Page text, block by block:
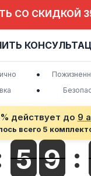
СО СКИДКОЙ
•
•
действует до 9
всего 5